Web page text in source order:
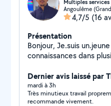
Multiples services
Angoulême
4,7/5 (16
Présentation
Bonjour, Je.suis
connaissances dans
abri jardin Changement de serrure
Récupération de colis
etc....
Dernier avis laissé par
mardi à 3h
Très minutieux travail
recommande vivement.